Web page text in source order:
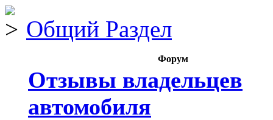
Общий Раздел
Форум
Отзывы владельцев
автомобиля